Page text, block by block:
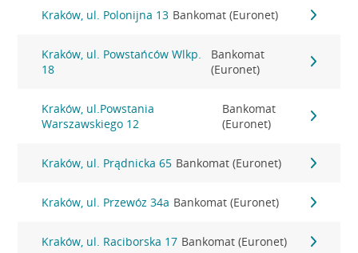
Kraków, ul. Polonijna 13 Bankomat (Euronet)
Kraków, ul. Powstańców Wlkp.
18
Bankomat
(Euronet)
Kraków, ul.Powstania
Warszawskiego 12
Bankomat
(Euronet)
Kraków, ul. Prądnicka 65 Bankomat (Euronet)
Kraków, ul. Przewóz 34a Bankomat (Euronet)
Kraków, ul. Raciborska 17 Bankomat (Euronet)